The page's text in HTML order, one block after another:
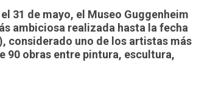
31 de mayo, el Museo Guggenheim
ambiciosa realizada hasta la fecha
considerado uno de los artistas más
90 obras entre pintura, escultura,